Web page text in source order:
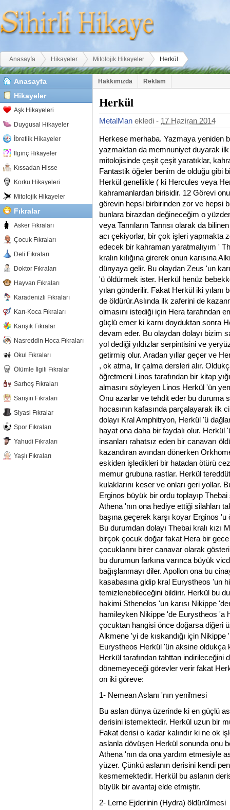
Buradasınız
Anasayfa Hikayeler Mitolojik Hikayeler Herkül
Anasayfa
Hikayeler
Aşk Hikayeleri
Duygusal Hikayeler
İbretlik Hikayeler
İlginç Hikayeler
Kıssadan Hisse
Korku Hikayeleri
Mitolojik Hikayeler
Fıkralar
Asker Fıkraları
Çocuk Fıkraları
Deli Fıkraları
Doktor Fıkraları
Hayvan Fıkraları
Karadenizli Fıkraları
Karı-Koca Fıkraları
Karışık Fıkralar
Nasreddin Hoca Fıkraları
Okul Fıkraları
Ölümle İlgili Fıkralar
Sarhoş Fıkraları
Sarışın Fıkraları
Siyasi Fıkralar
Spor Fıkraları
Yahudi Fıkraları
Yaşlı Fıkraları
Hakkımızda Reklam
Herkül
MetalMan ekledi - 17 Haziran 2014
Herkese merhaba. Yazmaya yeniden
yazmaktan da memnuniyet duyarak
mitolojisinde çeşit çeşit yaratıklar,
Fantastik öğeler benim de olduğu gibi
Herkül genellikle ( ki Hercules veya
kahramanlardan birisidir. 12 Görevi
görevin hepsi birbirinden zor ve hepsi
bunlara birazdan değineceğim o
veya Tanrıların Tanrısı olarak da
acı çekiyorlar, bir çok işleri yapmakta
edecek bir kahraman yaratmalıyım '
kralın kılığına girerek onun karısına
dünyaya gelir. Bu olaydan Zeus 'un
'ü öldürmek ister. Herkül henüz
yılan gönderilir. Fakat Herkül iki yılanı
de öldürür.Aslında ilk zaferini de
olmasını istediği için Hera tarafından
güçlü emer ki karnı doyduktan sonra
devam eder. Bu olaydan dolayı bizim
yol dediği yıldızlar serpintisini ve
getirmiş olur. Aradan yıllar geçer ve
, ok atma, lir çalma dersleri alır.
öğretmeni Linos tarafından bir kitap
almasını söyleyen Linos Herkül 'ün
Onu azarlar ve tehdit eder bu duruma
hocasının kafasında parçalayarak ilk
dolayı Kral Amphitryon, Herkül 'ü
hayat ona daha bir faydalı olur.
insanları rahatsız eden bir canavarı
kazandıran avından dönerken
eskiden işledikleri bir hatadan ötürü
memur grubuna rastlar. Herkül
kulaklarını keser ve onları geri yollar.
Erginos büyük bir ordu toplayıp Thebai
Athena 'nın ona hediye ettiği silahları
başına geçerek karşı koyar Erginos
Bu durumdan dolayı Thebai kralı kızı
birçok çocuk doğar fakat Hera bir gece
çocuklarını birer canavar olarak
bu durumun farkına varınca büyük
bağışlanmayı diler. Apollon ona bu
kasabasına gidip kral Eurystheos 'un
temizlenebileceğini bildirir. Herkül bu
hakimi Sthenelos 'un karısı Nikippe
hamileyken Nikippe 'de Eurystheos 'a
çocuktan hangisi önce doğarsa diğeri
Alkmene 'yi de kıskandığı için Nikippe
Eurystheos Herkül 'ün aksine
Herkül tarafından tahttan
dönemeyeceği görevler verir fakat
on iki göreve:
1- Nemean Aslanı 'nın yenilmesi
Bu aslan dünya üzerinde ki en güçlü
derisini istemektedir. Herkül uzun bir
Fakat derisi o kadar kalındır ki ne ok
aslanla dövüşen Herkül sonunda onu
Athena 'nın da ona yardım etmesiyle
yüzer. Çünkü aslanın derisini kendi
kesmemektedir. Herkül bu aslanın
büyük bir avantaj elde etmiştir.
2- Lerne Ejderinin (Hydra) öldürülmesi